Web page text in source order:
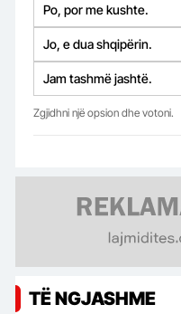
Po, por me kushte.
Jo, e dua shqipërin.
Jam tashmë jashtë.
Zgjidhni një opsion dhe votoni.
TË NGJASHME